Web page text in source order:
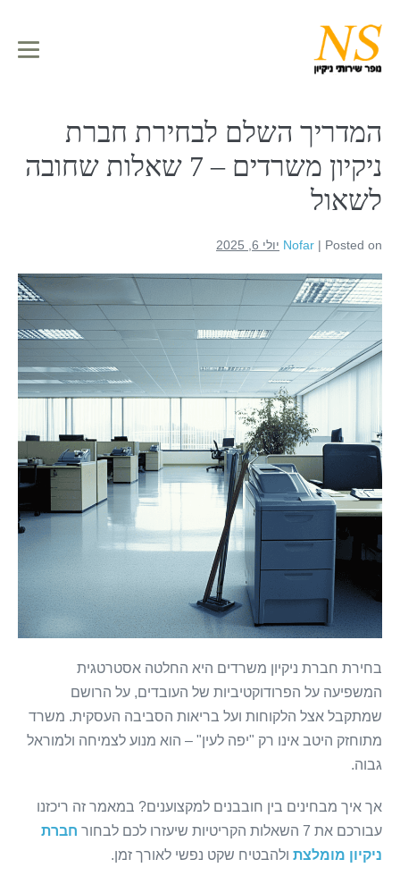
המדריך השלם לבחירת חברת
ניקיון משרדים – 7 שאלות שחובה
לשאול
Nofar |Posted on יולי 6, 2025
בחירת חברת ניקיון משרדים היא החלטה אסטרטגית
המשפיעה על הפרודוקטיביות של העובדים, על הרושם
שמתקבל אצל הלקוחות ועל בריאות הסביבה העסקית. משרד
מתוחזק היטב אינו רק "יפה לעין" – הוא מנוע לצמיחה ולמוראל
גבוה.
אך איך מבחינים בין חובבנים למקצוענים? במאמר זה ריכזנו
עבורכם את 7 השאלות הקריטיות שיעזרו לכם לבחור
חברת
ניקיון מומלצתולהבטיח שקט נפשי לאורך זמן.